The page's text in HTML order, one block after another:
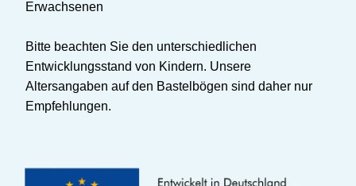
Erwachsenen
Bitte beachten Sie den unterschiedlichen
Entwicklungsstand von Kindern. Unsere
Altersangaben auf den Bastelbögen sind daher nur
Empfehlungen.